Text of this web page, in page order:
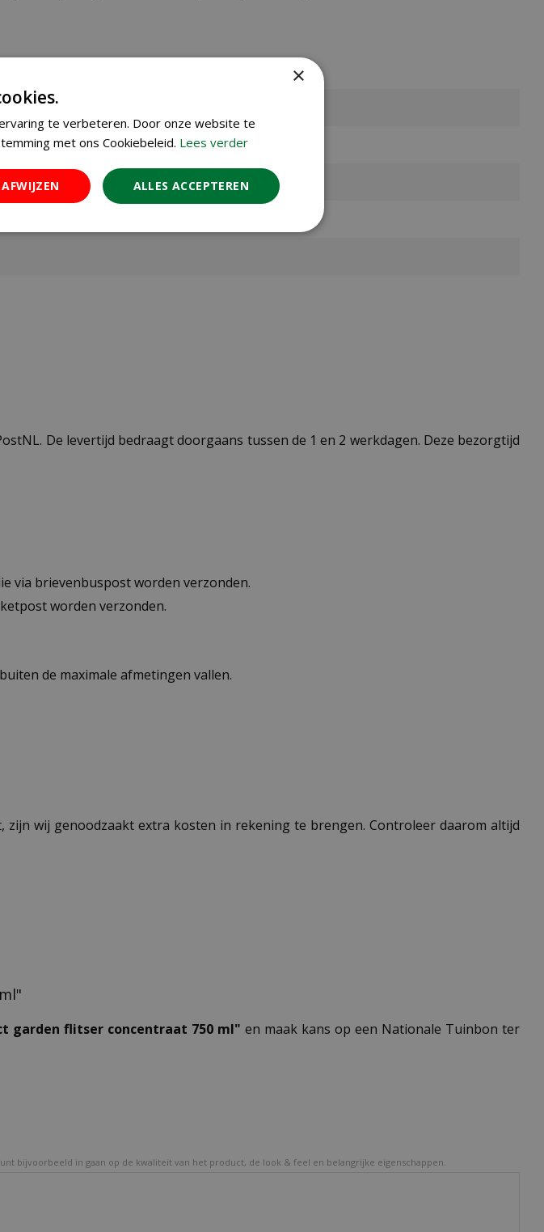
De levertijd bedraagt doorgaans tussen de 1 en 2 werkdagen. Deze bezorgtijd
via brievenbuspost worden verzonden.
worden verzonden.
de maximale afmetingen vallen.
wij genoodzaakt extra kosten in rekening te brengen. Controleer daarom altijd
garden flitser concentraat 750 ml" en maak kans op een Nationale Tuinbon ter
bijvoorbeeld in gaan op de kwaliteit van het product, de look & feel en belangrijke eigenschappen.
×
te verbeteren. Door onze website te
met ons Cookiebeleid. Lees verder
ALLES ACCEPTEREN